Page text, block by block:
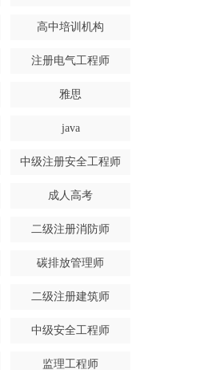
高中培训机构
注册电气工程师
雅思
java
中级注册安全工程师
成人高考
二级注册消防师
碳排放管理师
二级注册建筑师
中级安全工程师
监理工程师